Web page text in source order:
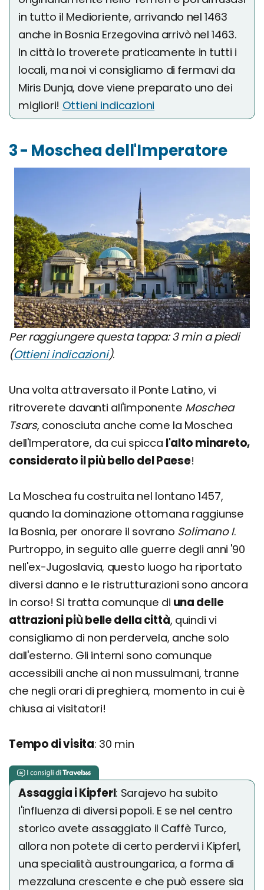
in tutto il Medioriente, arrivando nel 1463
anche in Bosnia Erzegovina arrivò nel 1463.
In città lo troverete praticamente in tutti i
locali, ma noi vi consigliamo di fermavi da
Miris Dunja, dove viene preparato uno dei
migliori! Ottieni indicazioni
3 - Moschea dell'Imperatore
Per raggiungere questa tappa: 3 min a piedi
(Ottieni indicazioni).
Una volta attraversato il Ponte Latino, vi
ritroverete davanti all'imponente Moschea
Tsars, conosciuta anche come la Moschea
dell'Imperatore, da cui spicca l'alto minareto,
considerato il più bello del Paese!
La Moschea fu costruita nel lontano 1457,
quando la dominazione ottomana raggiunse
la Bosnia, per onorare il sovrano Solimano I.
Purtroppo, in seguito alle guerre degli anni '90
nell'ex-Jugoslavia, questo luogo ha riportato
diversi danno e le ristrutturazioni sono ancora
in corso! Si tratta comunque di una delle
attrazioni più belle della città, quindi vi
consigliamo di non perdervela, anche solo
dall'esterno. Gli interni sono comunque
accessibili anche ai non mussulmani, tranne
che negli orari di preghiera, momento in cui è
chiusa ai visitatori!
Tempo di visita: 30 min
Assaggia i Kipferl: Sarajevo ha subito
l'influenza di diversi popoli. E se nel centro
storico avete assaggiato il Caffè Turco,
allora non potete di certo perdervi i Kipferl,
una specialità austroungarica, a forma di
mezzaluna crescente e che può essere sia